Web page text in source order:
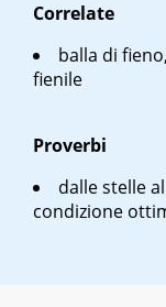
Correlate
balla di
fienile
Proverbi
dalle stelle
condizione